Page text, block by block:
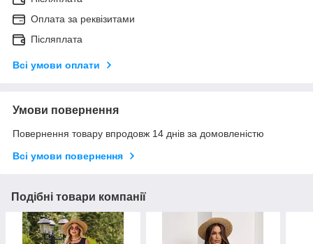
Оплата за реквізитами
Післяплата
Всі умови оплати
Умови повернення
Повернення товару впродовж 14 днів за домовленістю
Всі умови повернення
Подібні товари компанії